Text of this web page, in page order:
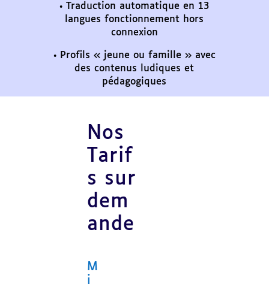
• Traduction automatique en 13
langues fonctionnement hors
connexion
• Profils « jeune ou famille » avec
des contenus ludiques et
pédagogiques
Nos
Tarif
s sur
dem
ande
M
i